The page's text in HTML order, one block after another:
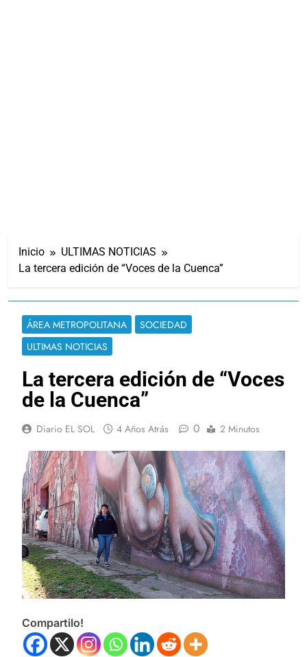
Inicio
ULTIMAS NOTICIAS
La tercera edición de “Voces de la Cuenca”
ÁREA METROPOLITANA
SOCIEDAD
ULTIMAS NOTICIAS
La tercera edición de “Voces
de la Cuenca”
Diario EL SOL 4 Años Atrás 0 2 Minutos
Compartilo!